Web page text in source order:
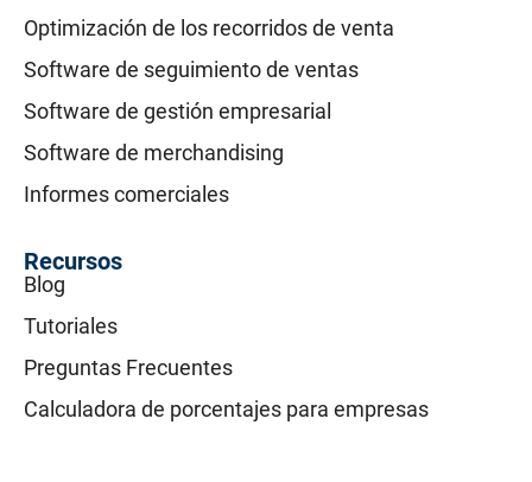
Optimización de los recorridos de venta
Software de seguimiento de ventas
Software de gestión empresarial
Software de merchandising
Informes comerciales
Recursos
Blog
Tutoriales
Preguntas Frecuentes
Calculadora de porcentajes para empresas